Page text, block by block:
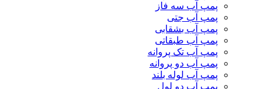
پمپ آب سه فاز
پمپ آب جتی
پمپ آب بشقابی
پمپ آب طبقاتی
پمپ آب تک پروانه
پمپ آب دو پروانه
پمپ آب لوله بلند
پمپ آب دو لول